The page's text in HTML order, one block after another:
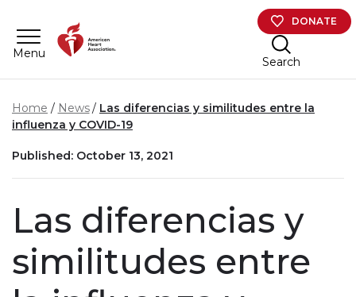
Menu
DONATE
Search
Home News
Las diferencias y similitudes entre la
influenza y COVID-19
Published: October 13, 2021
Las diferencias y
similitudes entre